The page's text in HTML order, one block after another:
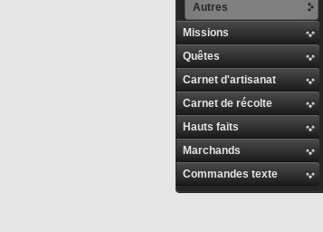
Autres
Missions
Quêtes
Carnet d'artisanat
Carnet de récolte
Hauts faits
Marchands
Commandes texte